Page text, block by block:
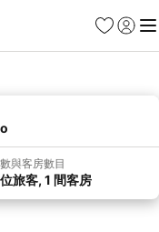
收藏夾
登入 選
與客房數目
旅客, 1 間客房